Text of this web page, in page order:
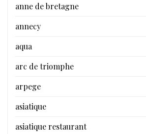
anne de bretagne
annecy
aqua
arc de triomphe
arpege
asiatique
asiatique restaurant